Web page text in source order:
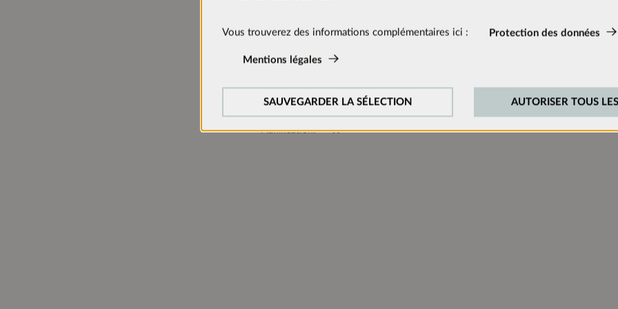
Cookies techniques:
Afin d’améliorer constamment notre site web, nous analysons le comportement de nos
nous utilisons des cookies de suivi pour Google Analytics (en partie par l’intermédiaire
Vous trouverez des informations complémentaires ici : Protection des données
Mentions légales
SAUVEGARDER LA SÉLECTION AUTORISER TOUS
Hauteur: 38 mm
Largeur: 2403 mm
Charnières: Aucun
Planification: N